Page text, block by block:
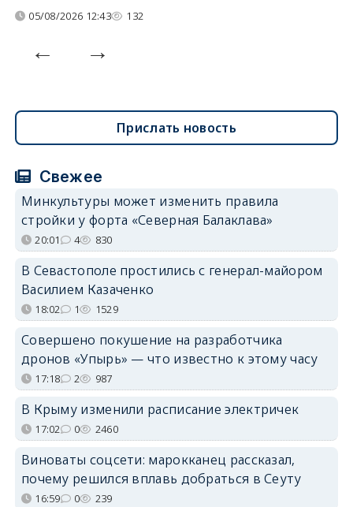
05/08/2026 12:43 132
Прислать новость
Свежее
Минкультуры может изменить правила
стройки у форта «Северная Балаклава»
20:01 4 830
В Севастополе простились с генерал-майором
Василием Казаченко
18:02 1 1529
Совершено покушение на разработчика
дронов «Упырь» — что известно к этому часу
17:18 2 987
В Крыму изменили расписание электричек
17:02 0 2460
Виноваты соцсети: марокканец рассказал,
почему решился вплавь добраться в Сеуту
16:59 0 239